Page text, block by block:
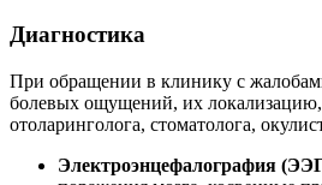
Диагностика
При обращении в клинику с жалобами
болевых ощущений, их локализацию,
отоларинголога, стоматолога,
Электроэнцефалография